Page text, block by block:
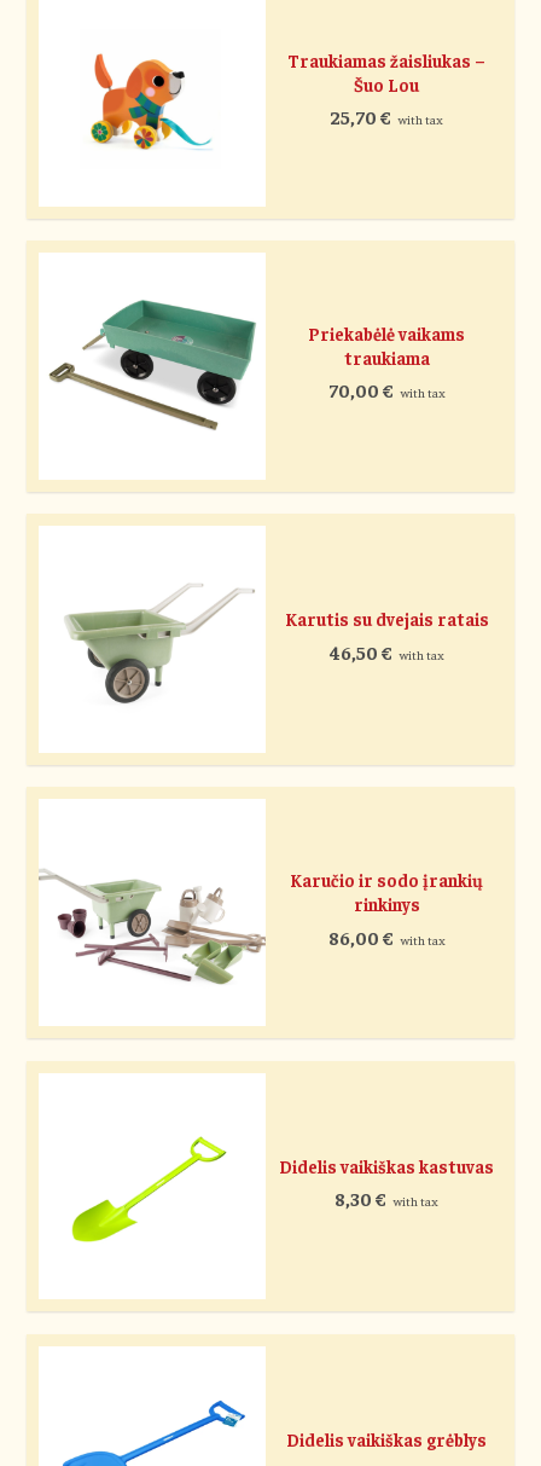
Traukiamas žaisliukas –
Šuo Lou
25,70€ with tax
Priekabėlė vaikams
traukiama
70,00 € with tax
Karutis su dvejais ratais
46,50 € with tax
Karučio ir sodo įrankių
rinkinys
86,00 € with tax
Didelis vaikiškas kastuvas
8,30€ with tax
Didelis vaikiškas grėblys